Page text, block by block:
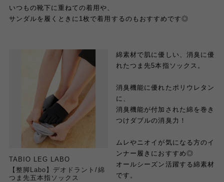
いつもの靴下に重ねての着用や、
サンダルを履くときに1枚で着用するのもおすすめです◎
TABIO LEG LABO
【整脚Labo】デオドラント/綿
つま先五本指ソックス
綿素材で肌に優しい、消臭に優
れたつま先5本指ソックス。
消臭機能に優れたポリウレタン
に、
消臭機能が付加された綿を巻き
つけダブルの消臭力！
ムレやニオイが気になる方のイ
ンナー履きにおすすめ◎
オールシーズン活躍する綿素材
です。